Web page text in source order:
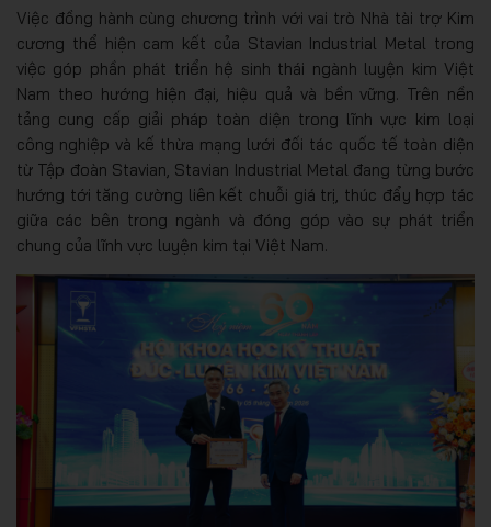
Việc đồng hành cùng chương trình với vai trò Nhà tài trợ Kim
cương thể hiện cam kết của Stavian Industrial Metal trong
việc góp phần phát triển hệ sinh thái ngành luyện kim Việt
Nam theo hướng hiện đại, hiệu quả và bền vững. Trên nền
tảng cung cấp giải pháp toàn diện trong lĩnh vực kim loại
công nghiệp và kế thừa mạng lưới đối tác quốc tế toàn diện
từ Tập đoàn Stavian, Stavian Industrial Metal đang từng bước
hướng tới tăng cường liên kết chuỗi giá trị, thúc đẩy hợp tác
giữa các bên trong ngành và đóng góp vào sự phát triển
chung của lĩnh vực luyện kim tại Việt Nam.